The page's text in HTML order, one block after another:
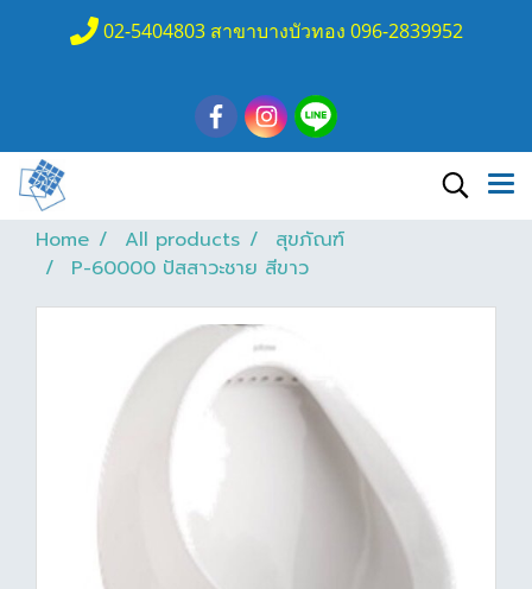
02-5404803 สาขาบางบัวทอง 096-2839952
Home All products
สุขภัณฑ์
P-60000 ปัสสาวะชาย สีขาว